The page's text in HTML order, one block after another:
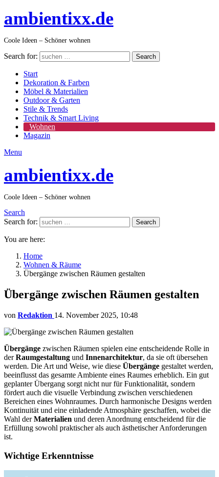
ambientixx.de
Coole Ideen – Schöner wohnen
Search for: Search
Start
Dekoration & Farben
Möbel & Materialien
Outdoor & Garten
Stile & Trends
Technik & Smart Living
Wohnen
Magazin
Menu
ambientixx.de
Coole Ideen – Schöner wohnen
Search
Search for:
Search
You are here:
Home
Wohnen & Räume
Übergänge zwischen Räumen gestalten
Übergänge zwischen Räumen gestalten
von Redaktion 14. November 2025, 10:48
Übergänge zwischen Räumen spielen eine entscheidende Rolle in
derRaumgestaltung und Innenarchitektur, da sie oft übersehen
werden. Die Art und Weise, wie diese Übergänge gestaltet werden,
beeinflusst das gesamte Ambiente eines Raumes erheblich. Ein gut
geplanter Übergang sorgt nicht nur für Funktionalität, sondern
fördert auch die visuelle Verbindung zwischen verschiedenen
Bereichen eines Wohnraumes. Durch harmonische Designs werden
Kontinuität und eine einladende Atmosphäre geschaffen, wobei die
Wahl derMaterialien und deren Anordnung entscheidend für die
Erfüllung sowohl praktischer als auch ästhetischer Anforderungen
ist.
Wichtige Erkenntnisse